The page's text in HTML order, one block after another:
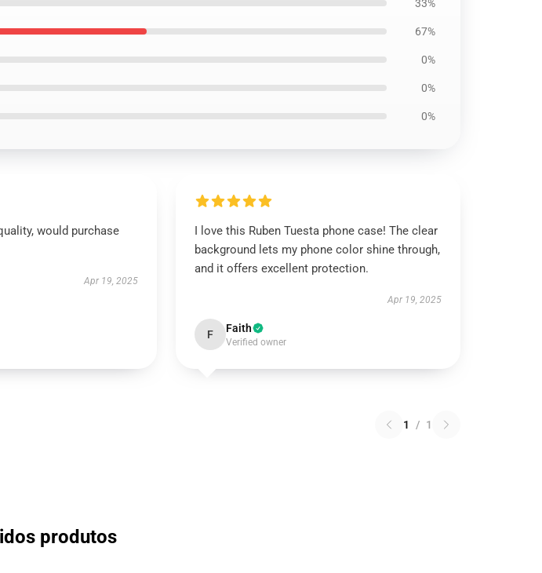
33%
67%
0%
0%
0%
would purchase
Apr 19, 2025
I love this Ruben Tuesta phone case! The clear
background lets my phone color shine through,
and it offers excellent protection.
Apr 19, 2025
F Faith
Verified owner
1 / 1
produtos